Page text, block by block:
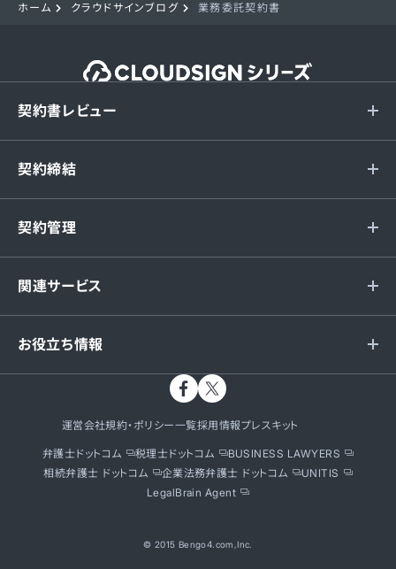
ホーム クラウドサインブログ 業務委託契約書
契約書レビュー
契約締結
契約管理
関連サービス
お役立ち情報
運営会社規約・ポリシー一覧採用情報プレスキット
弁護士ドットコム 税理士ドットコム
BUSINESS LAWYERS
相続弁護士 ドットコム
企業法務弁護士 ドットコム
UNITIS
LegalBrain Agent
© 2015 Bengo4.com,Inc.